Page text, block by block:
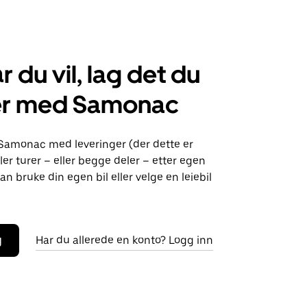
du vil, lag det du
med Samonac
med leveringer (der dette er
turer – eller begge deler – etter egen
bruke din egen bil eller velge en leiebil
Har du allerede en konto? Logg inn